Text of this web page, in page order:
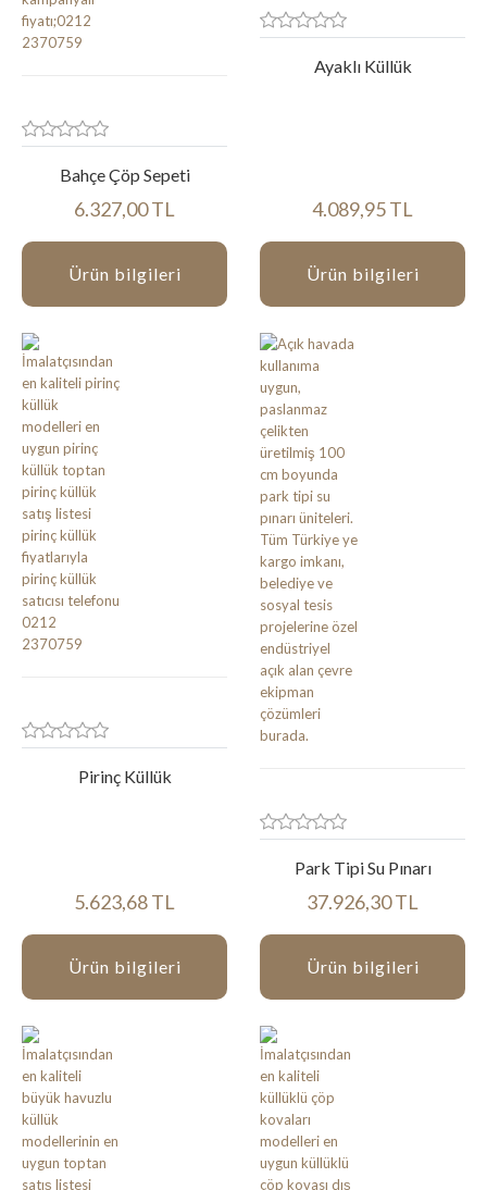
Bahçe Çöp Sepeti
6.327,00 TL
Ürün bilgileri
Ayaklı Küllük
4.089,95 TL
Ürün bilgileri
Pirinç Küllük
5.623,68 TL
Ürün bilgileri
Park Tipi Su Pınarı
37.926,30 TL
Ürün bilgileri